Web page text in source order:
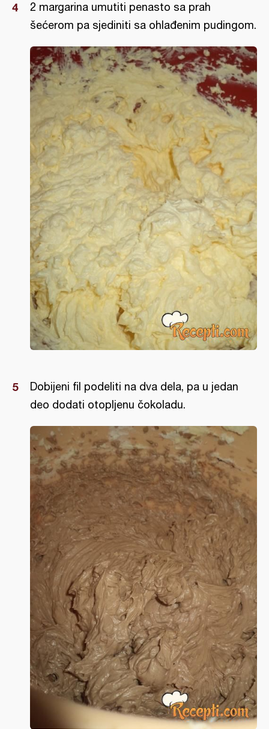
2 margarina umutiti penasto sa prah
šećerom pa sjediniti sa ohlađenim pudingom.
Dobijeni fil podeliti na dva dela, pa u jedan
deo dodati otopljenu čokoladu.